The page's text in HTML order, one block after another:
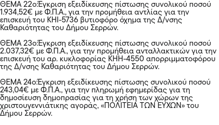
ΘΕΜΑ 22ο:Έγκριση εξειδίκευσης πίστωσης συνολικού ποσού
1.934,52€ με Φ.Π.Α., για την προμήθεια αντλίας για την
επισκευή του ΚΗΙ-5736 βυτιοφόρο όχημα της Δ/νσης
Καθαριότητας του Δήμου Σερρών.
ΘΕΜΑ 23ο:Έγκριση εξειδίκευσης πίστωσης συνολικού ποσού
2.037,32€ με Φ.Π.Α., για την προμήθεια ανταλλακτικών για την
επισκευή του αρ. κυκλοφορίας ΚΗΗ-4550 απορριμματοφόρου
της Δ/νσης Καθαριότητας του Δήμου Σερρών.
ΘΕΜΑ 24ο:Έγκριση εξειδίκευσης πίστωσης συνολικού ποσού
243,04€ με Φ.Π.Α., για την πληρωμή εφημερίδας για τη
δημοσίευση δημοπρασίας για τη χρήση των χώρων της
χριστουγεννιάτικης αγοράς, «ΠΟΛΙΤΕΙΑ ΤΩΝ ΕΥΧΩΝ» του
Δήμου Σερρών.